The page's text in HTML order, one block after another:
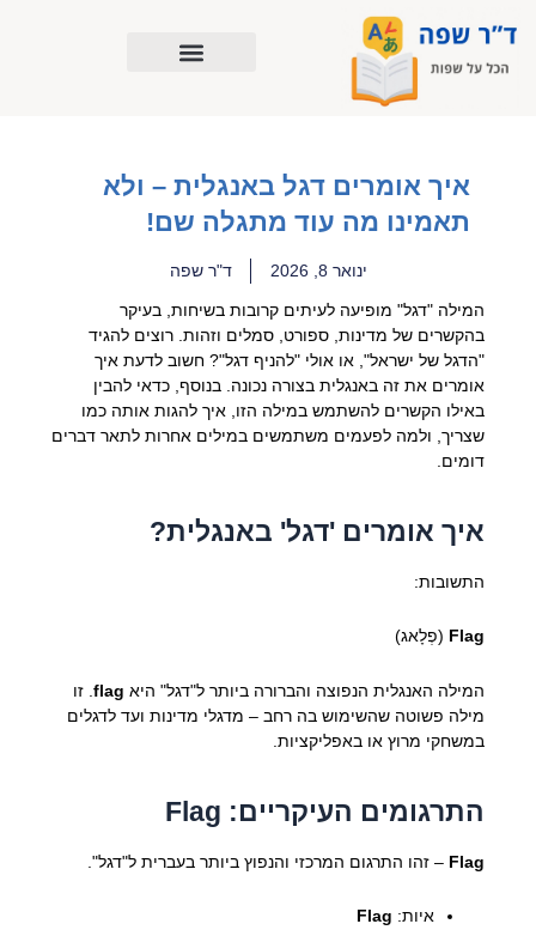
לתוכן
איך אומרים דגל באנגלית – ולא
תאמינו מה עוד מתגלה שם!
ינואר 8, 2026 ד"ר שפה
המילה "דגל" מופיעה לעיתים קרובות בשיחות, בעיקר
בהקשרים של מדינות, ספורט, סמלים וזהות. רוצים להגיד
"הדגל של ישראל", או אולי "להניף דגל"? חשוב לדעת איך
אומרים את זה באנגלית בצורה נכונה. בנוסף, כדאי להבין
באילו הקשרים להשתמש במילה הזו, איך להגות אותה כמו
שצריך, ולמה לפעמים משתמשים במילים אחרות לתאר דברים
דומים.
איך אומרים 'דגל' באנגלית?
התשובות:
Flag (פְלָאג)
המילה האנגלית הנפוצה והברורה ביותר ל"דגל" היא flag. זו
מילה פשוטה שהשימוש בה רחב – מדגלי מדינות ועד לדגלים
במשחקי מרוץ או באפליקציות.
התרגומים העיקריים: Flag
Flag – זהו התרגום המרכזי והנפוץ ביותר בעברית ל"דגל".
איות: Flag